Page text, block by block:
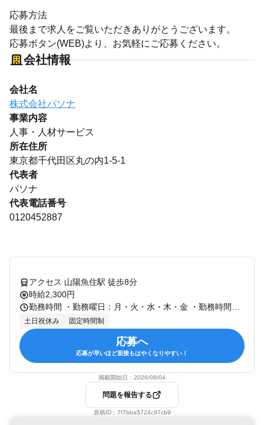
応募方法
最後まで求人をご覧いただきありがとうございます。
応募ボタン(WEB)より、お気軽にご応募ください。
会社情報
会社名
株式会社パソナ
事業内容
人事・人材サービス
所在住所
東京都千代田区丸の内1-5-1
代表者
パソナ
代表電話番号
0120452887
アクセス 山陽魚住駅 徒歩8分
時給2,300円
土日祝休み 固定時間制
応募へ
応募が早いほど面接もはやくなりやすい！
掲載開始日： 2026/08/04
問題を報告する
原稿ID： 7f7bba5724c97cb9